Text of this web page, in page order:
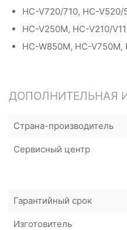
HC-V720/710, HC-V520/
HC-V250M, HC-V210/
HC-W850M, HC-V750M,
ДОПОЛНИТЕЛЬНАЯ
Страна-производитель
Сервисный центр
Гарантийный срок
Изготовитель